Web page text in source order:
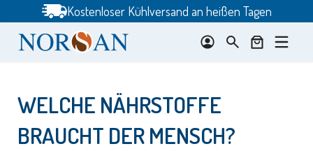
springen
Kostenloser Kühlversand an heißen Tagen
WELCHE NÄHRSTOFFE
BRAUCHT DER MENSCH?